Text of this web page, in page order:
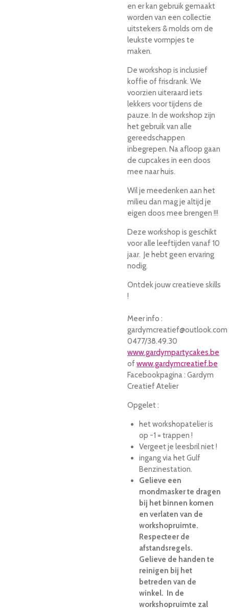
en er kan gebruik gemaakt
worden van een collectie
uitstekers & molds om de
leukste vormpjes te
maken.
De workshop is inclusief
koffie of frisdrank. We
voorzien uiteraard iets
lekkers voor tijdens de
pauze. In de workshop zijn
het gebruik van alle
gereedschappen
inbegrepen. Na afloop gaan
de cupcakes in een doos
mee naar huis.
Wil je meedenken aan het
milieu dan mag je altijd je
eigen doos mee brengen !!!
Deze workshop is geschikt
voor alle leeftijden vanaf 10
jaar. Je hebt geen ervaring
nodig.
Ontdek jouw creatieve skills
!
Meer info :
gardymcreatief@outlook.com
0477/38.49.30
www.gardympartycakes.be
ofwww.gardymcreatief.be
Facebookpagina : Gardym
Creatief Atelier
Opgelet :
het workshopatelier is
op -1 = trappen !
Vergeet je leesbril niet !
ingang via het Gulf
Benzinestation.
Gelieve een
mondmasker te dragen
bij het binnen komen
en verlaten van de
workshopruimte.
Respecteer de
afstandsregels.
Gelieve de handen te
reinigen bij het
betreden van de
winkel. In de
workshopruimte zal